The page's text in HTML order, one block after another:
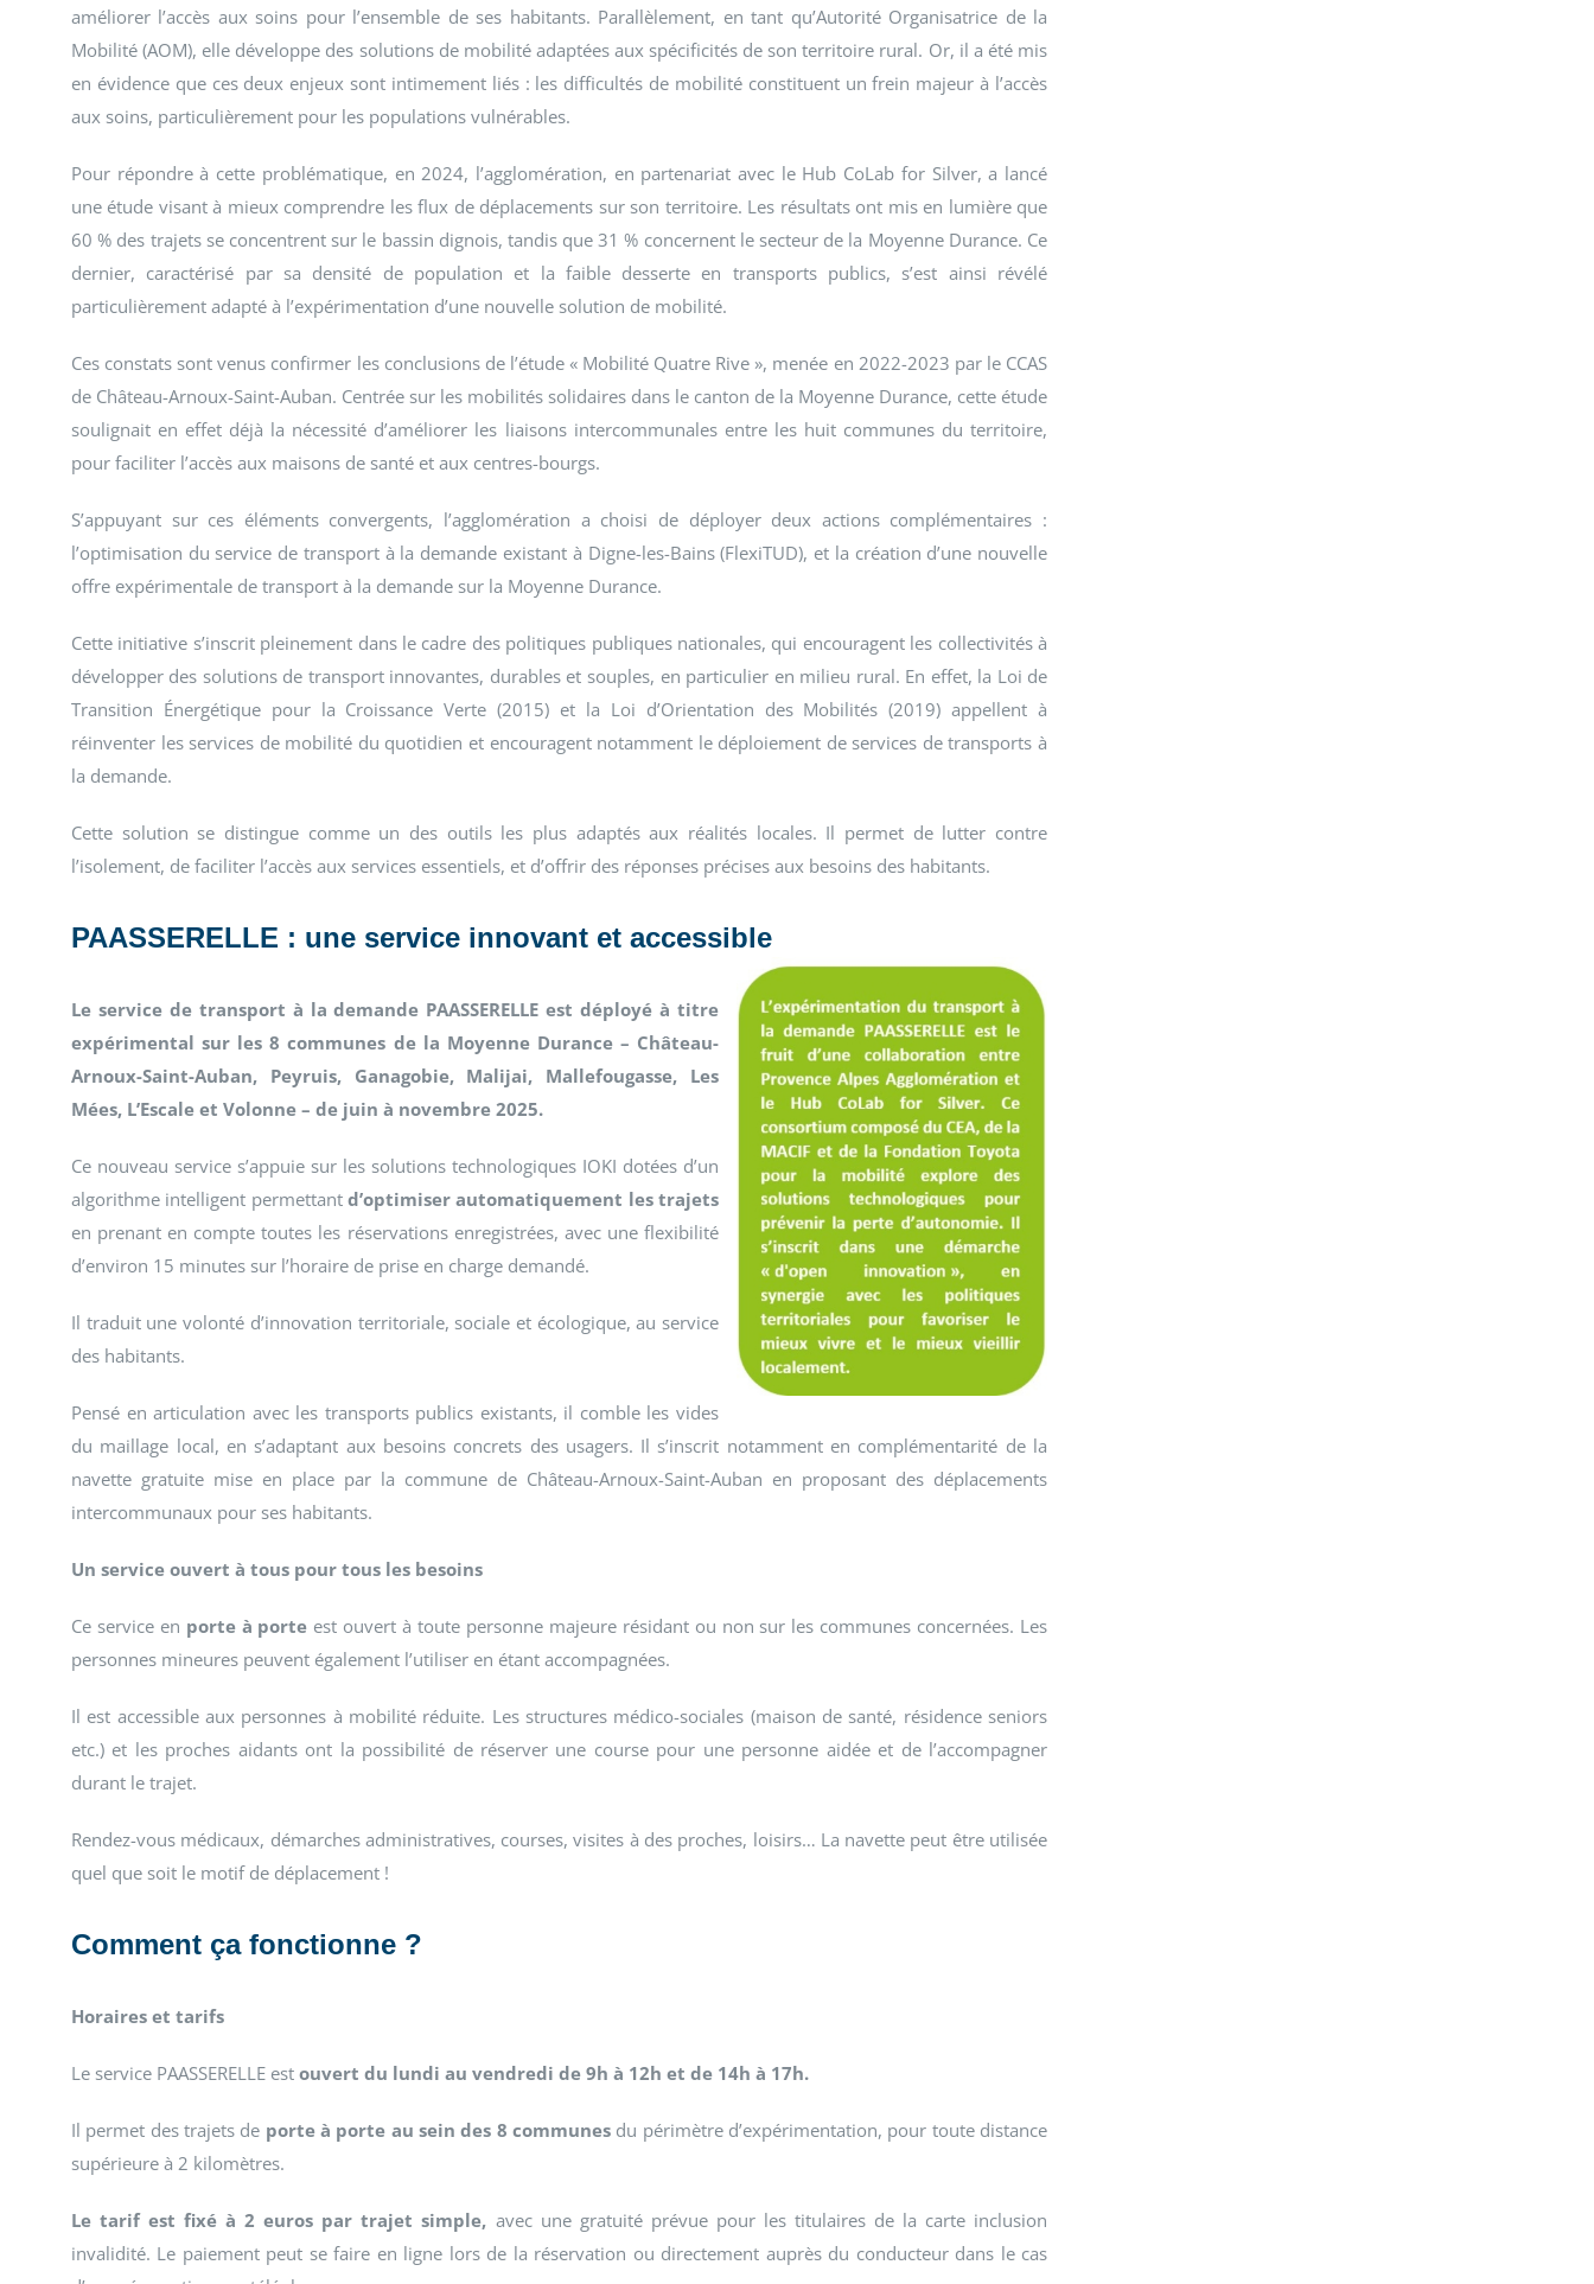
améliorer l’accès aux soins pour l’ensemble de ses habitants. Parallèlement, en tant qu’Autorité Organisatrice de la
Mobilité (AOM), elle développe des solutions de mobilité adaptées aux spécificités de son territoire rural. Or, il a été mis
en évidence que ces deux enjeux sont intimement liés : les difficultés de mobilité constituent un frein majeur à l’accès
aux soins, particulièrement pour les populations vulnérables.
Pour répondre à cette problématique, en 2024, l’agglomération, en partenariat avec le Hub CoLab for Silver, a lancé
une étude visant à mieux comprendre les flux de déplacements sur son territoire. Les résultats ont mis en lumière que
60 % des trajets se concentrent sur le bassin dignois, tandis que 31 % concernent le secteur de la Moyenne Durance. Ce
dernier, caractérisé par sa densité de population et la faible desserte en transports publics, s’est ainsi révélé
particulièrement adapté à l’expérimentation d’une nouvelle solution de mobilité.
Ces constats sont venus confirmer les conclusions de l’étude « Mobilité Quatre Rive », menée en 2022-2023 par le CCAS
de Château-Arnoux-Saint-Auban. Centrée sur les mobilités solidaires dans le canton de la Moyenne Durance, cette étude
soulignait en effet déjà la nécessité d’améliorer les liaisons intercommunales entre les huit communes du territoire,
pour faciliter l’accès aux maisons de santé et aux centres-bourgs.
S’appuyant sur ces éléments convergents, l’agglomération a choisi de déployer deux actions complémentaires :
l’optimisation du service de transport à la demande existant à Digne-les-Bains (FlexiTUD), et la création d’une nouvelle
offre expérimentale de transport à la demande sur la Moyenne Durance.
Cette initiative s’inscrit pleinement dans le cadre des politiques publiques nationales, qui encouragent les collectivités à
développer des solutions de transport innovantes, durables et souples, en particulier en milieu rural. En effet, la Loi de
Transition Énergétique pour la Croissance Verte (2015) et la Loi d’Orientation des Mobilités (2019) appellent à
réinventer les services de mobilité du quotidien et encouragent notamment le déploiement de services de transports à
la demande.
Cette solution se distingue comme un des outils les plus adaptés aux réalités locales. Il permet de lutter contre
l’isolement, de faciliter l’accès aux services essentiels, et d’offrir des réponses précises aux besoins des habitants.
PAASSERELLE : une service innovant et accessible
Le service de transport à la demande PAASSERELLE est déployé à titre
expérimental sur les 8 communes de la Moyenne Durance – Château-
Arnoux-Saint-Auban, Peyruis, Ganagobie, Malijai, Mallefougasse, Les
Mées, L’Escale et Volonne – de juin à novembre 2025.
Ce nouveau service s’appuie sur les solutions technologiques IOKI dotées d’un
algorithme intelligent permettantd’optimiser automatiquement les trajets
en prenant en compte toutes les réservations enregistrées, avec une flexibilité
d’environ 15 minutes sur l’horaire de prise en charge demandé.
Il traduit une volonté d’innovation territoriale, sociale et écologique, au service
des habitants.
Pensé en articulation avec les transports publics existants, il comble les vides
du maillage local, en s’adaptant aux besoins concrets des usagers. Il s’inscrit notamment en complémentarité de la
navette gratuite mise en place par la commune de Château-Arnoux-Saint-Auban en proposant des déplacements
intercommunaux pour ses habitants.
Un service ouvert à tous pour tous les besoins
Ce service en porte à porte est ouvert à toute personne majeure résidant ou non sur les communes concernées. Les
personnes mineures peuvent également l’utiliser en étant accompagnées.
Il est accessible aux personnes à mobilité réduite. Les structures médico-sociales (maison de santé, résidence seniors
etc.) et les proches aidants ont la possibilité de réserver une course pour une personne aidée et de l’accompagner
durant le trajet.
Rendez-vous médicaux, démarches administratives, courses, visites à des proches, loisirs… La navette peut être utilisée
quel que soit le motif de déplacement !
Comment ça fonctionne ?
Horaires et tarifs
Le service PAASSERELLE est ouvert du lundi au vendredi de 9h à 12h et de 14h à 17h.
Il permet des trajets de porte à porte au sein des 8 communes du périmètre d’expérimentation, pour toute distance
supérieure à 2 kilomètres.
Le tarif est fixé à 2 euros par trajet simple, avec une gratuité prévue pour les titulaires de la carte inclusion
invalidité. Le paiement peut se faire en ligne lors de la réservation ou directement auprès du conducteur dans le cas